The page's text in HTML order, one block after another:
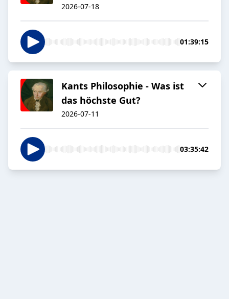
2026-07-18
01:39:15
Kants Philosophie - Was ist
das höchste Gut?
2026-07-11
03:35:42